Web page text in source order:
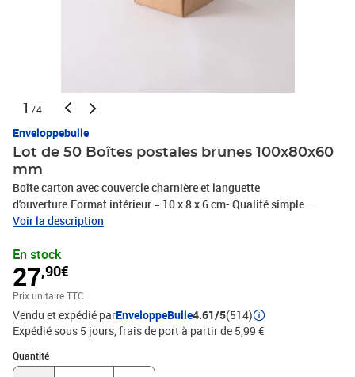
1 /4
Enveloppebulle
Lot de 50 Boîtes postales brunes 100x80x60
mm
Boîte carton avec couvercle charnière et languette
d'ouverture.Format intérieur = 10 x 8 x 6 cm- Qualité simple
cannelure 10kg.- Bonne finition avec extérieur écru (marron)-
Très pratique pour vos envois par La Poste et petits colis.- 100%
recyclable.- Livré à plat = gain de place pour le stockage.Le
meilleur rapport qualité/prix en terme de protection et de
résistance !
Voir la description
En stock
27,90€
Prix unitaire TTC
Vendu et expédié parEnveloppeBulle4.61/5(514)
Expédié sous 5 jours, frais de port à partir de 5,99 €
Quantité
Quantité : 1